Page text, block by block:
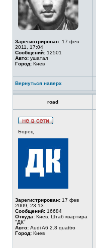
Зарегистрирован: 17 фев
2011, 17:04
Сообщений: 12501
Авто: ушатал
Город: Киев
Вернуться наверх
road
Борец
Зарегистрирован: 17 фев
2009, 23:13
Сообщений: 16684
Откуда: Киев. Штаб квартира
"ДК"
Авто: Audi A6 2.8 quattro
Город: Киев